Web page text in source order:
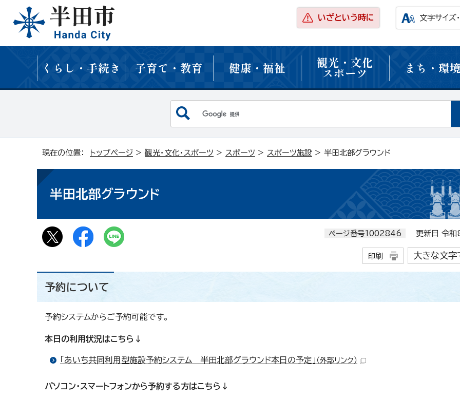
いざという時に 文字サイズ
くらし・手続き 子育て・教育 健康・福祉 観光・文化
スポーツ まち・環境
現在の位置： トップページ > 観光・文化・スポーツ > スポーツ > スポーツ施設 > 半田北部グラウンド
半田北部グラウンド
ページ番号1002846 更新日 令和
印刷 大きな文字
予約について
予約システムからご予約可能です。
本日の利用状況はこちら↓
「あいち共同利用型施設予約システム 半田北部グラウンド本日の予定」 （外部リンク）
パソコン・スマートフォンから予約する方はこちら↓